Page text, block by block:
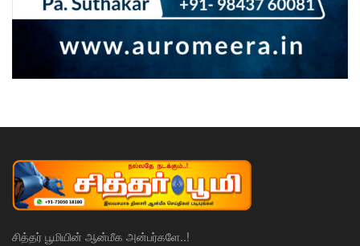
சித்தர் பூமியின் ஆன்மீக அன்பர்களே..!